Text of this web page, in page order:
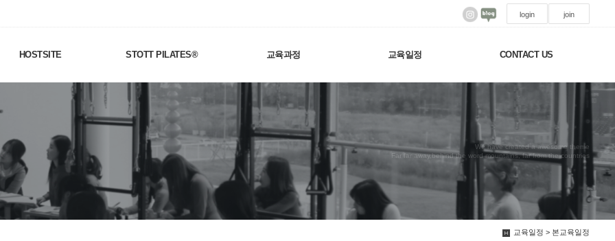
login join
HOSTSITE STOTT PILATES® 교육과정 교육일정 CONTACT US
We have created a awesome theme
Far far away,behind the word mountains, far from the countries
교육일정 > 본교육일정